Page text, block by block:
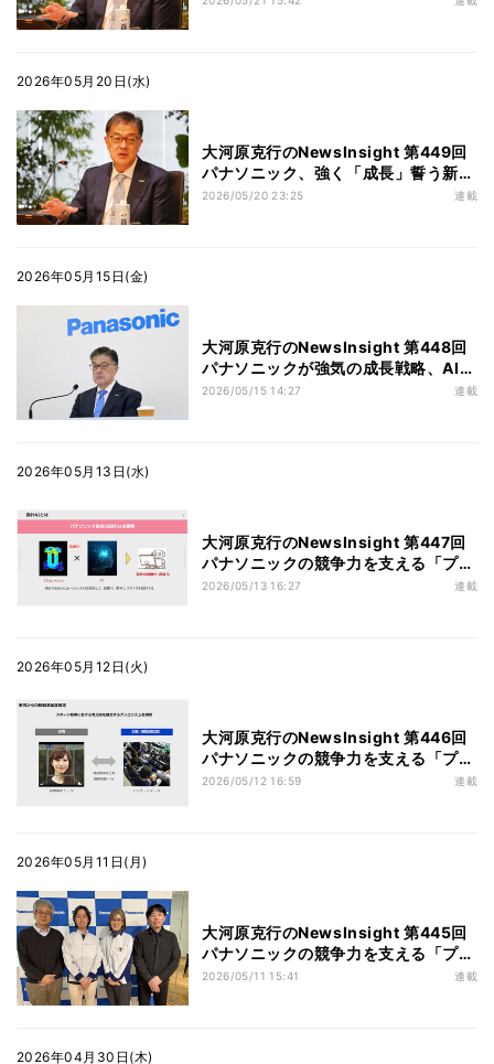
2026年05月20日(水)
大河原克行のNewsInsight 第449回
パナソニック、強く「成長」誓う新戦
略の焦点 - 楠見雄規CEOインタビュ
2026/05/20 23:25 連載
2026年05月15日(金)
大河原克行のNewsInsight 第448回
パナソニックが強気の成長戦略、AIイ
ンフラ事業で拡大路線 - 家電事業にも
2026/05/15 14:27 連載
2026年05月13日(水)
大河原克行のNewsInsight 第447回
パナソニックの競争力を支える「プロ
ダクト解析センター」の取り組み - 後
2026/05/13 16:27 連載
2026年05月12日(火)
大河原克行のNewsInsight 第446回
パナソニックの競争力を支える「プロ
ダクト解析センター」の取り組み - 中
2026/05/12 16:59 連載
2026年05月11日(月)
大河原克行のNewsInsight 第445回
パナソニックの競争力を支える「プロ
ダクト解析センター」の取り組み - 前
2026/05/11 15:41 連載
2026年04月30日(木)